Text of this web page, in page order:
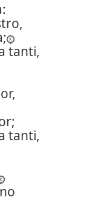
tanti,
tanti,